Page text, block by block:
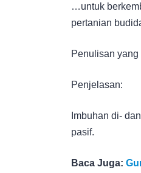
…untuk
pertanian
Penulisan yang
Penjelasan:
Imbuhan di-
pasif.
Baca Juga: